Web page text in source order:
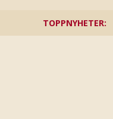
TOPPNYHETER: